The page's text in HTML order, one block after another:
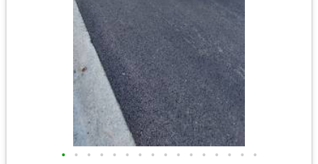
• • • • • • • • • • • • • • • •